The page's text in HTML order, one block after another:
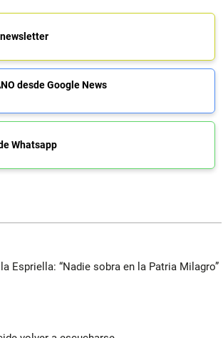
desde Google News
Whatsapp
Espriella: “Nadie sobra en la Patria Milagro”